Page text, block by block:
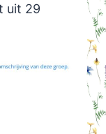
uit 29